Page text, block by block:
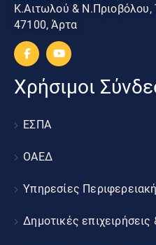
Κ.Αιτωλού & Ν.Πριοβόλου,
47100, Άρτα
Χρήσιμοι
ΕΣΠΑ
ΟΑΕΔ
Υπηρεσίες
Δημοτικές επιχειρήσεις